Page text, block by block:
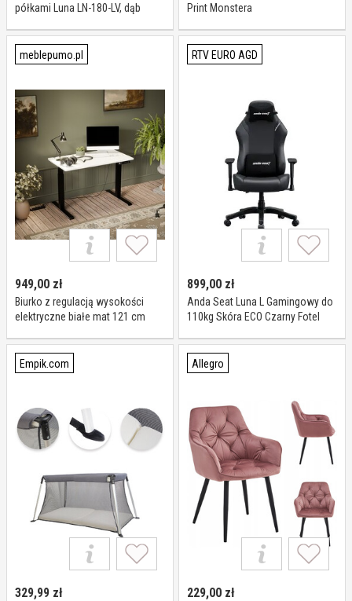
półkami Luna LN-180-LV, dąb
Print Monstera
meblepumo.pl
949,00 zł
Biurko z regulacją wysokości
elektryczne białe mat 121 cm
RTV EURO AGD
899,00 zł
Anda Seat Luna L Gamingowy do
110kg Skóra ECO Czarny Fotel
Empik.com
329,99 zł
Allegro
229,00 zł